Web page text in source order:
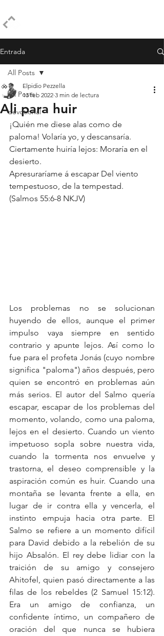
Entrada
All Posts
devotional
All Posts
Ali para huir
Elpidio Pezzella
13 feb 2022 3 min de lectura
¡Quién me diese alas como de
paloma! Volaría yo, y descansaría.
Ciertamente huiría lejos: Moraría en el
desierto.
Apresuraríame á escapar Del viento
tempestuoso, de la tempestad.
(Salmos 55:6-8 NKJV)
Los problemas no se solucionan
huyendo de ellos, aunque el primer
impulso vaya siempre en sentido
contrario y apunte lejos. Así como lo
fue para el profeta Jonás (cuyo nombre
significa "paloma") años después, pero
quien se encontró en problemas aún
más serios. El autor del Salmo quería
escapar, escapar de los problemas del
momento, volando, como una paloma,
lejos en el desierto. Cuando un viento
impetuoso sopla sobre nuestra vida,
cuando la tormenta nos envuelve y
trastorna, el deseo comprensible y la
aspiración común es huir. Cuando una
montaña se levanta frente a ella, en
lugar de ir contra ella y vencerla, el
instinto empuja hacia otra parte. El
Salmo se refiere a un momento difícil
para David debido a la rebelión de su
hijo Absalón. El rey debe lidiar con la
traición de su amigo y consejero
Ahitofel, quien pasó directamente a las
filas de los rebeldes (2 Samuel 15:12).
Era un amigo de confianza, un
confidente íntimo, un compañero de
oración del que nunca se hubiera